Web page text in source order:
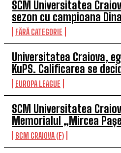
SCM Universitatea
sezon cu campioana
FĂRĂ CATEGORIE
Universitatea Craiova,
KuPS. Calificarea se
EUROPA LEAGUE
SCM Universitatea
Memorialul „Mircea
SCM CRAIOVA (F)